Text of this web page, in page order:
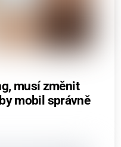
musí změnit
mobil správně